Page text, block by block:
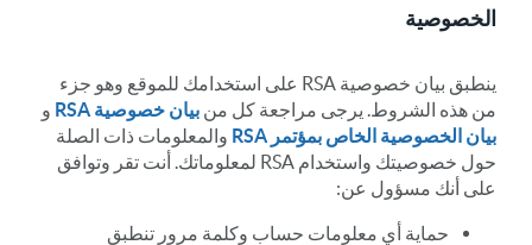
الخصوصية
ينطبق بيان خصوصية RSA على استخدامك للموقع وهو جزء
من هذه الشروط. يرجى مراجعة كل من بيان خصوصية RSA
و
بيان الخصوصية الخاص بمؤتمر RSA
والمعلومات ذات الصلة
حول خصوصيتك واستخدام RSA لمعلوماتك. أنت تقر وتوافق
على أنك مسؤول عن:
حماية أي معلومات حساب وكلمة مرور تنطبق